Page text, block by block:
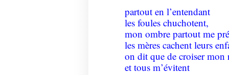
partout en l’entendant
les foules chuchotent,
mon ombre partout me
les mères cachent leurs
on dit que de croiser mon
et tous m’évitent